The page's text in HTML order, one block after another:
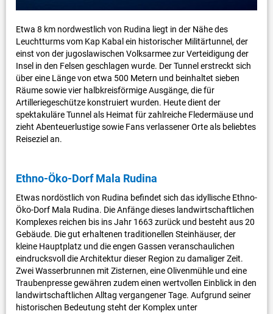
Etwa 8 km nordwestlich von Rudina liegt in der Nähe des
Leuchtturms vom Kap Kabal ein historischer Militärtunnel, der
einst von der jugoslawischen Volksarmee zur Verteidigung der
Insel in den Felsen geschlagen wurde. Der Tunnel erstreckt sich
über eine Länge von etwa 500 Metern und beinhaltet sieben
Räume sowie vier halbkreisförmige Ausgänge, die für
Artilleriegeschütze konstruiert wurden. Heute dient der
spektakuläre Tunnel als Heimat für zahlreiche Fledermäuse und
zieht Abenteuerlustige sowie Fans verlassener Orte als beliebtes
Reiseziel an.
Ethno-Öko-Dorf Mala Rudina
Etwas nordöstlich von Rudina befindet sich das idyllische Ethno-
Öko-Dorf Mala Rudina. Die Anfänge dieses landwirtschaftlichen
Komplexes reichen bis ins Jahr 1663 zurück und besteht aus 20
Gebäude. Die gut erhaltenen traditionellen Steinhäuser, der
kleine Hauptplatz und die engen Gassen veranschaulichen
eindrucksvoll die Architektur dieser Region zu damaliger Zeit.
Zwei Wasserbrunnen mit Zisternen, eine Olivenmühle und eine
Traubenpresse gewähren zudem einen wertvollen Einblick in den
landwirtschaftlichen Alltag vergangener Tage. Aufgrund seiner
historischen Bedeutung steht der Komplex unter